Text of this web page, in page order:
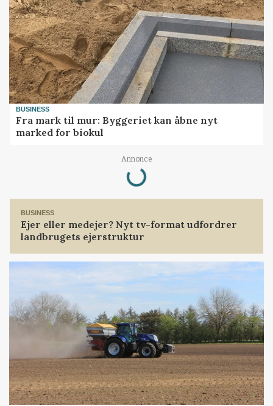
BUSINESS
Fra mark til mur: Byggeriet kan åbne nyt
marked for biokul
Annonce
Loading...
BUSINESS
Ejer eller medejer? Nyt tv-format udfordrer
landbrugets ejerstruktur